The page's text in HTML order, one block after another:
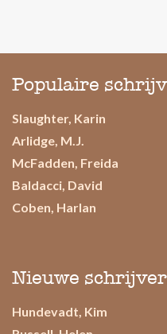
Populaire
Slaughter, Karin
Arlidge, M.J.
McFadden, Freida
Baldacci, David
Coben, Harlan
Nieuwe
Hundevadt, Kim